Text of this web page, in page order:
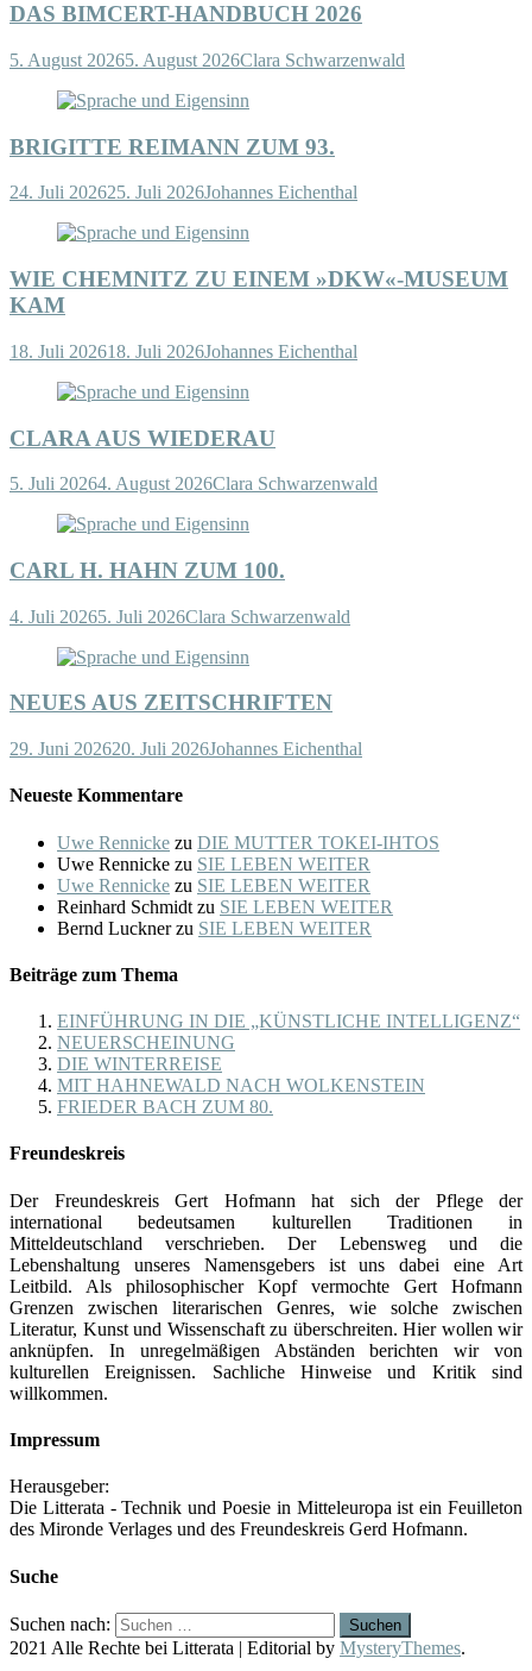
DAS BIMCERT-HANDBUCH 2026
5. August 20265. August 2026Clara Schwarzenwald
BRIGITTE REIMANN ZUM 93.
24. Juli 202625. Juli 2026Johannes Eichenthal
WIE CHEMNITZ ZU EINEM »DKW«-MUSEUM
KAM
18. Juli 202618. Juli 2026Johannes Eichenthal
CLARA AUS WIEDERAU
5. Juli 20264. August 2026Clara Schwarzenwald
CARL H. HAHN ZUM 100.
4. Juli 20265. Juli 2026Clara Schwarzenwald
NEUES AUS ZEITSCHRIFTEN
29. Juni 202620. Juli 2026Johannes Eichenthal
Neueste Kommentare
Uwe Rennicke zu DIE MUTTER TOKEI-IHTOS
Uwe Rennicke zu SIE LEBEN WEITER
Uwe Rennicke zu SIE LEBEN WEITER
Reinhard Schmidt zu SIE LEBEN WEITER
Bernd Lucknerzu SIE LEBEN WEITER
Beiträge zum Thema
EINFÜHRUNG IN DIE „KÜNSTLICHE INTELLIGENZ“
NEUERSCHEINUNG
DIE WINTERREISE
MIT HAHNEWALD NACH WOLKENSTEIN
FRIEDER BACH ZUM 80.
Freundeskreis
Der Freundeskreis Gert Hofmann hat sich der Pflege der
international bedeutsamen kulturellen Traditionen in
Mitteldeutschland verschrieben. Der Lebensweg und die
Lebenshaltung unseres Namensgebers ist uns dabei eine Art
Leitbild. Als philosophischer Kopf vermochte Gert Hofmann
Grenzen zwischen literarischen Genres, wie solche zwischen
Literatur, Kunst und Wissenschaft zu überschreiten. Hier wollen wir
anknüpfen. In unregelmäßigen Abständen berichten wir von
kulturellen Ereignissen. Sachliche Hinweise und Kritik sind
willkommen.
Impressum
Herausgeber:
Die Litterata - Technik und Poesie in Mitteleuropa ist ein Feuilleton
des Mironde Verlages und des Freundeskreis Gerd Hofmann.
Suche
Suchen nach:
2021 Alle Rechte bei Litterata | Editorial by MysteryThemes.